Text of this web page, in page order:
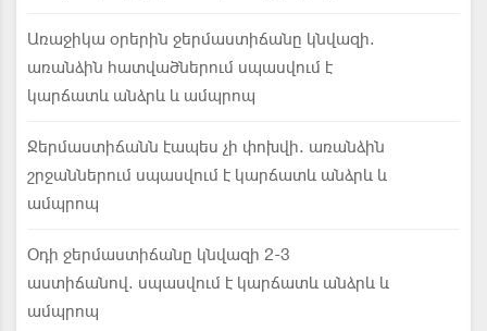
Առաջիկա օրերին ջերմաստիճանը կնվազի.
առանձին հատվածներում սպասվում է
կարճատև անձրև և ամպրոպ
Ջերմաստիճանն էապես չի փոխվի. առանձին
շրջաններում սպասվում է կարճատև անձրև և
ամպրոպ
Օդի ջերմաստիճանը կնվազի 2-3
աստիճանով. սպասվում է կարճատև անձրև և
ամպրոպ